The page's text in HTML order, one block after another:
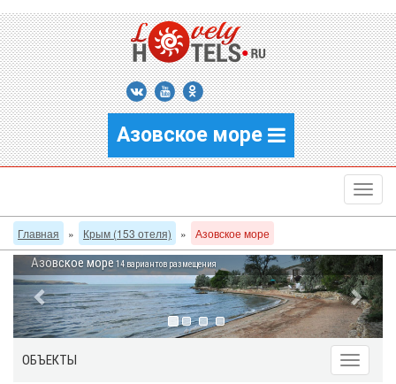
Азовское море
Главная » Крым (153 отеля) » Азовское море
Азовское море 14 вариантов размещения
ОБЪЕКТЫ